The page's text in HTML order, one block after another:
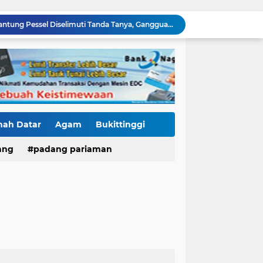
Tender Dua Jembatan Gantung Pessel Diselimuti Tanda Tanya, Gangguan Sistem atau Permainan di Balik Layar?
Sebulan Berlalu, Papan Nama Kantor Satker PJN Wilayah II Sumbar Masih Tak Terpasang
Pawai Telong-Telong: Ketika Jejak Perjuangan Bergeser Menjadi Panggung Perayaan
Residivis Tiga Kali Keluar Masuk Penjara Kembali Edarkan Sabu, Polresta Bukittinggi Sita 62 Paket Siap Edar
NAGARI PILUBANG 50 KOTA Masih Berkeliaran
Mendedikasikan Kasih, Menguatkan Negeri: Ditlantas Polda Sumbar Apresiasi Peran Dharma Wanita sebagai Pilar Pengabdian
Baru Mendarat di Padang, Zigo Rolanda Langsung Nyemplung ke Lokasi Banjir Dampingi Fadly Amran Evakuasi Warga
Datar Agam Bukittinggi
padang pariaman